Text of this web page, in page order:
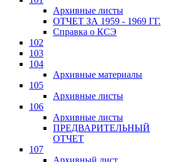
Архивные листы
ОТЧЕТ ЗА 1959 - 1969 ГГ.
Справка о КСЭ
102
103
104
Архивные материалы
105
Архивные листы
106
Архивные листы
ПРЕДВАРИТЕЛЬНЫЙ
ОТЧЕТ
107
Архивный лист